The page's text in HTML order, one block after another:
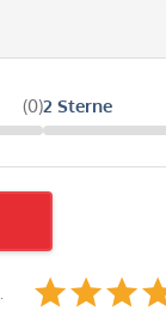
(0)2 Sterne